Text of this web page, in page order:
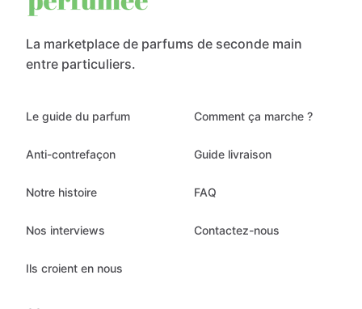
La marketplace de parfums de seconde main
entre particuliers.
Le guide du parfum
Anti-contrefaçon
Notre histoire
Nos interviews
Ils croient en nous
Comment ça marche ?
Guide livraison
FAQ
Contactez-nous